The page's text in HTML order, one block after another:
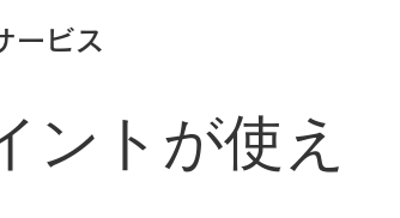
ービス
ントが使え